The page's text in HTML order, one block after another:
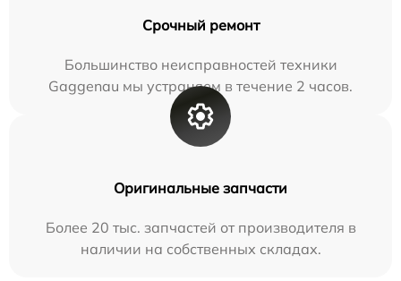
Срочный ремонт
Большинство неисправностей техники
Gaggenau мы устраняем в течение 2 часов.
Оригинальные запчасти
Более 20 тыс. запчастей от производителя в
наличии на собственных складах.